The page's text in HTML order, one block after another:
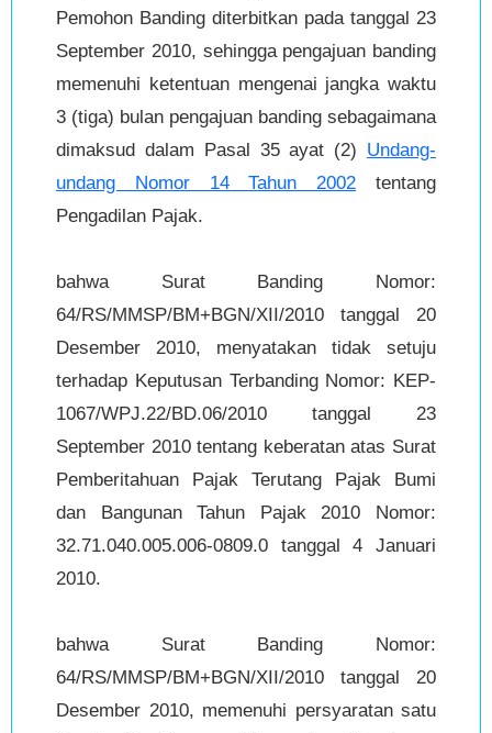
Pemohon Banding diterbitkan pada tanggal 23
September 2010, sehingga pengajuan banding
memenuhi ketentuan mengenai jangka waktu
3 (tiga) bulan pengajuan banding sebagaimana
dimaksud dalam Pasal 35 ayat (2) Undang-
undang Nomor 14 Tahun 2002 tentang
Pengadilan Pajak.
bahwa Surat Banding Nomor:
64/RS/MMSP/BM+BGN/XII/2010 tanggal 20
Desember 2010, menyatakan tidak setuju
terhadap Keputusan Terbanding Nomor: KEP-
1067/WPJ.22/BD.06/2010 tanggal 23
September 2010 tentang keberatan atas Surat
Pemberitahuan Pajak Terutang Pajak Bumi
dan Bangunan Tahun Pajak 2010 Nomor:
32.71.040.005.006-0809.0 tanggal 4 Januari
2010.
bahwa Surat Banding Nomor:
64/RS/MMSP/BM+BGN/XII/2010 tanggal 20
Desember 2010, memenuhi persyaratan satu